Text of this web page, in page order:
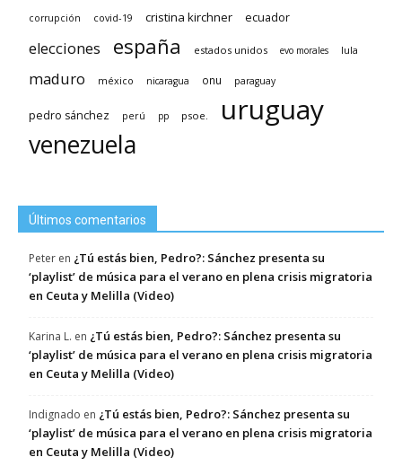
corrupción covid-19 cristina kirchner ecuador
elecciones españa estados unidos evo morales lula
maduro méxico nicaragua onu paraguay
pedro sánchez perú pp psoe. uruguay
venezuela
Últimos comentarios
Peter en ¿Tú estás bien, Pedro?: Sánchez presenta su
‘playlist’ de música para el verano en plena crisis migratoria
en Ceuta y Melilla (Video)
Karina L. en ¿Tú estás bien, Pedro?: Sánchez presenta su
‘playlist’ de música para el verano en plena crisis migratoria
en Ceuta y Melilla (Video)
Indignado en ¿Tú estás bien, Pedro?: Sánchez presenta su
‘playlist’ de música para el verano en plena crisis migratoria
en Ceuta y Melilla (Video)